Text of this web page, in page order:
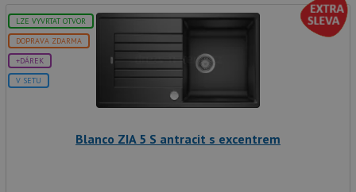
LZE VYVRTAT OTVOR
DOPRAVA ZDARMA
+DÁREK
V SETU
Blanco ZIA 5 S antracit s excentrem